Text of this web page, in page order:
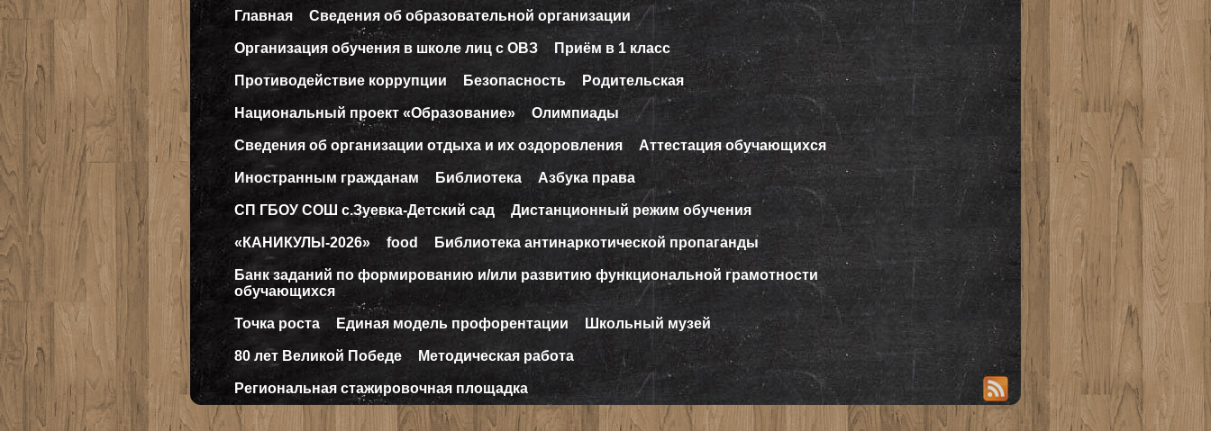
Главная Сведения об образовательной организации
Организация обучения в школе лиц с ОВЗ Приём в 1 класс
Противодействие коррупции Безопасность Родительская
Национальный проект «Образование» Олимпиады
Сведения об организации отдыха и их оздоровления Аттестация обучающихся
Иностранным гражданам Библиотека Азбука права
СП ГБОУ СОШ с.Зуевка-Детский сад Дистанционный режим обучения
«КАНИКУЛЫ-2026» food Библиотека антинаркотической пропаганды
Банк заданий по формированию и/или развитию функциональной грамотности
обучающихся
Точка роста Единая модель профорентации Школьный музей
80 лет Великой Победе Методическая работа
Региональная стажировочная площадка